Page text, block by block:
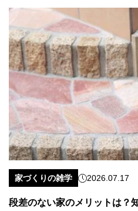
家づくりの雑学 2026.07.17
段差のない家のメリットは？